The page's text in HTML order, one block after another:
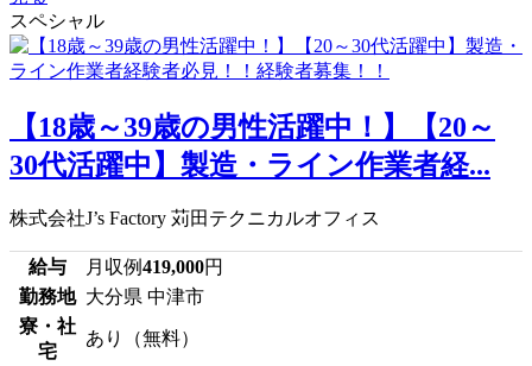
スペシャル
【18歳～39歳の男性活躍中！】【20～
30代活躍中】製造・ライン作業者経...
株式会社J’s Factory 苅田テクニカルオフィス
給与 月収例419,000円
勤務地 大分県 中津市
寮・社
宅
あり（無料）